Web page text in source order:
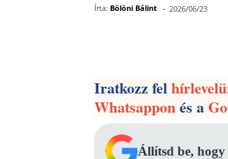
Írta: Bölöni Bálint - 2026/06/23
Iratkozz fel
Whatsapponés a
Állítsd be,